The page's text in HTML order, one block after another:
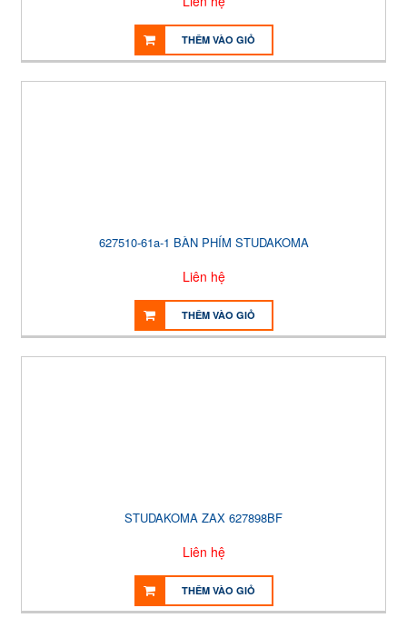
THÊM VÀO GIỎ
627510-61a-1 BÀN PHÍM STUDAKOMA
Liên hệ
THÊM VÀO GIỎ
STUDAKOMA ZAX 627898BF
Liên hệ
THÊM VÀO GIỎ